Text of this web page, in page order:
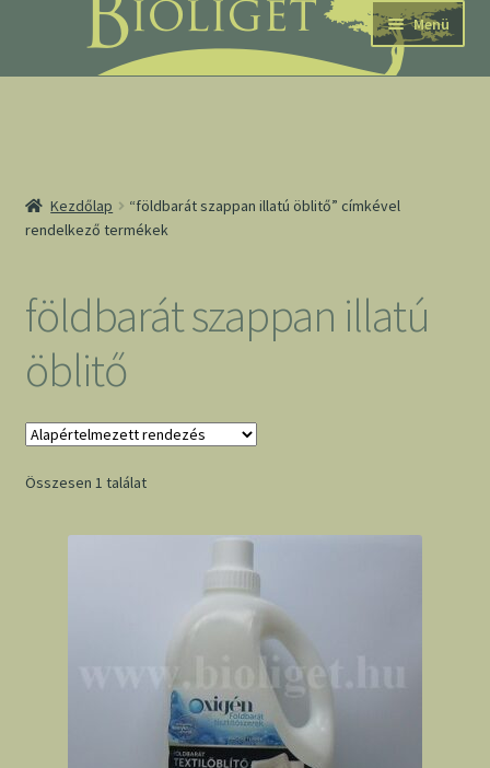
navigációhoz
tartalomba
Menü
Kezdőlap
“földbarát szappan illatú öblitő” címkével
rendelkező termékek
földbarát szappan illatú
öblitő
Összesen 1 találat